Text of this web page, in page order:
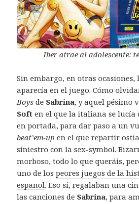
Iber atrae al adolescente:
Sin embargo, en otras
aparecía en el juego. Cómo
Boys de Sabrina, y aquel pésimo
Soft en el que la italiana se lucía
en portada, para dar paso a un
beat’em-up en el que repartir
siniestro con la sex-symbol.
morboso, todo lo que queráis,
uno de lospeores juegos de la
español. Eso sí, regalaban una
las canciones de Sabrina, para